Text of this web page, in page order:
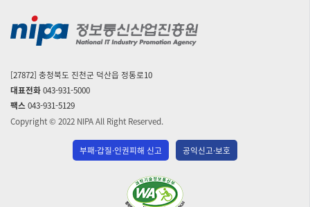
[27872] 충청북도 진천군 덕산읍 정통로10
대표전화043-931-5000
팩스043-931-5129
Copyright © 2022 NIPA All Right Reserved.
부패·갑질·인권피해 신고 공익신고·보호
(사)
한